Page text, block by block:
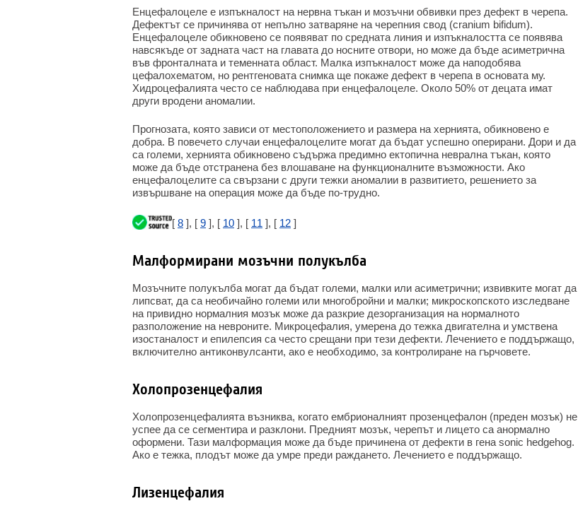
Енцефалоцеле е изпъкналост на нервна тъкан и мозъчни обвивки през дефект в черепа.
Дефектът се причинява от непълно затваряне на черепния свод (cranium bifidum).
Енцефалоцеле обикновено се появяват по средната линия и изпъкналостта се появява
навсякъде от задната част на главата до носните отвори, но може да бъде асиметрична
във фронталната и теменната област. Малка изпъкналост може да наподобява
цефалохематом, но рентгеновата снимка ще покаже дефект в черепа в основата му.
Хидроцефалията често се наблюдава при енцефалоцеле. Около 50% от децата имат
други вродени аномалии.
Прогнозата, която зависи от местоположението и размера на хернията, обикновено е
добра. В повечето случаи енцефалоцелите могат да бъдат успешно оперирани. Дори и да
са големи, хернията обикновено съдържа предимно ектопична неврална тъкан, която
може да бъде отстранена без влошаване на функционалните възможности. Ако
енцефалоцелите са свързани с други тежки аномалии в развитието, решението за
извършване на операция може да бъде по-трудно.
[ 8 ], [ 9 ], [ 10 ], [ 11 ], [ 12 ]
Малформирани мозъчни полукълба
Мозъчните полукълба могат да бъдат големи, малки или асиметрични; извивките могат да
липсват, да са необичайно големи или многобройни и малки; микроскопското изследване
на привидно нормалния мозък може да разкрие дезорганизация на нормалното
разположение на невроните. Микроцефалия, умерена до тежка двигателна и умствена
изостаналост и епилепсия са често срещани при тези дефекти. Лечението е поддържащо,
включително антиконвулсанти, ако е необходимо, за контролиране на гърчовете.
Холопрозенцефалия
Холопрозенцефалията възниква, когато ембрионалният прозенцефалон (преден мозък) не
успее да се сегментира и разклони. Предният мозък, черепът и лицето са анормално
оформени. Тази малформация може да бъде причинена от дефекти в гена sonic hedgehog.
Ако е тежка, плодът може да умре преди раждането. Лечението е поддържащо.
Лизенцефалия